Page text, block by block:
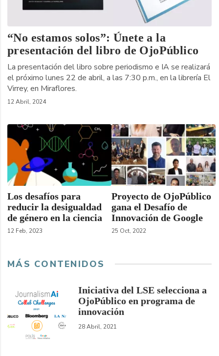
“No estamos solos”: Únete a la
presentación del libro de OjoPúblico
La presentación del libro sobre periodismo e IA se realizará
el próximo lunes 22 de abril, a las 7:30 p.m., en la librería El
Virrey, en Miraflores.
12 Abril, 2024
Los desafíos para
reducir la desigualdad
de género en la ciencia
12 Feb, 2023
Proyecto de OjoPúblico
gana el Desafío de
Innovación de Google
25 Oct, 2022
MÁS CONTENIDOS
Iniciativa del LSE selecciona a
OjoPúblico en programa de
innovación
28 Abril, 2021